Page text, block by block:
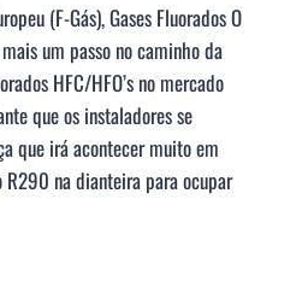
(F-Gás), Gases Fluorados O
um passo no caminho da
HFC/HFO’s no mercado
que os instaladores se
que irá acontecer muito em
R290 na dianteira para ocupar